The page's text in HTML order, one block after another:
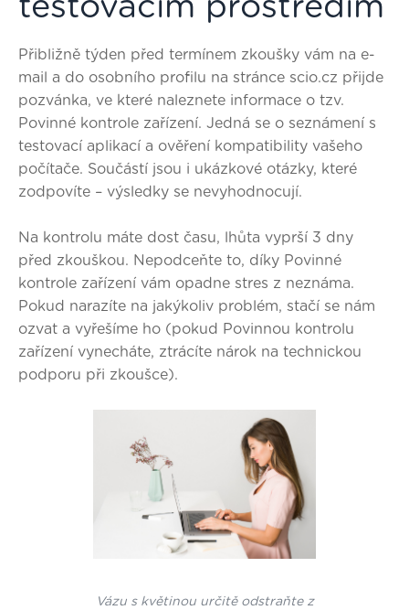
testovacím prostředím
Přibližně týden před termínem zkoušky vám na e-
mail a do osobního profilu na stránce scio.cz přijde
pozvánka, ve které naleznete informace o tzv.
Povinné kontrole zařízení. Jedná se o seznámení s
testovací aplikací a ověření kompatibility vašeho
počítače. Součástí jsou i ukázkové otázky, které
zodpovíte – výsledky se nevyhodnocují.
Na kontrolu máte dost času, lhůta vyprší 3 dny
před zkouškou. Nepodceňte to, díky Povinné
kontrole zařízení vám opadne stres z neznáma.
Pokud narazíte na jakýkoliv problém, stačí se nám
ozvat a vyřešíme ho (pokud Povinnou kontrolu
zařízení vynecháte, ztrácíte nárok na technickou
podporu při zkoušce).
Vázu s květinou určitě odstraňte z